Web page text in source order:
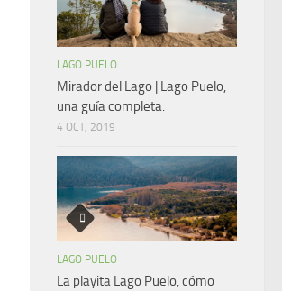
LAGO PUELO
Mirador del Lago | Lago Puelo,
una guía completa.
4 OCT, 2019
LAGO PUELO
La playita Lago Puelo, cómo